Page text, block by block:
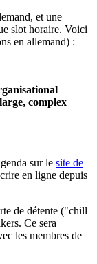
et une
slot horaire. Voici
en allemand) :
complex
sur le site de
en ligne depuis
de détente ("chill
Ce sera
les membres de